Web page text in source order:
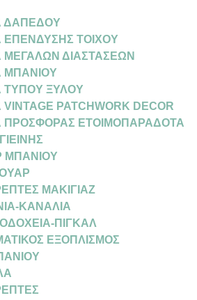
ΔΑΠΕΔΟΥ
ΕΠΕΝΔΥΣΗΣ ΤΟΙΧΟΥ
ΜΕΓΑΛΩΝ ΔΙΑΣΤΑΣΕΩΝ
ΜΠΑΝΙΟΥ
ΤΥΠΟΥ ΞΥΛΟΥ
PATCHWORK DECOR
ΠΡΟΣΦΟΡΑΣ ΕΤΟΙΜΟΠΑΡΑΔΟΤΑ
ΜΠΑΝΙΟΥ
ΜΑΚΙΓΙΑΖ
ΚΑΝΑΛΙΑ
ΠΙΓΚΑΛ
ΕΞΟΠΛΙΣΜΟΣ